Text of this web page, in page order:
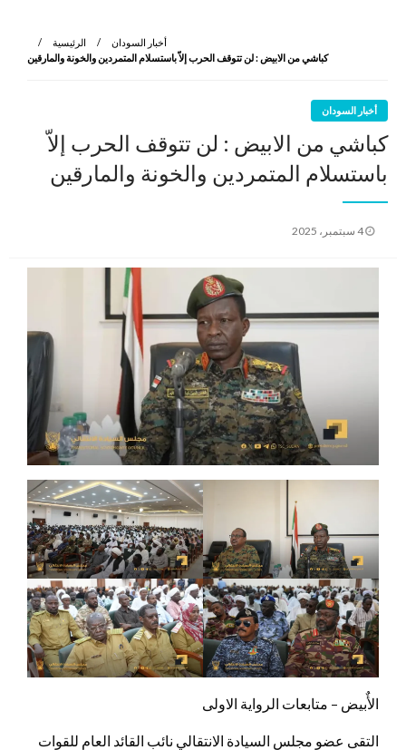
الرئيسية
أخبار السودان
كباشي من الابيض : لن تتوقف الحرب إلاّ باستسلام المتمردين والخونة والمارقين
أخبار السودان
كباشي من الابيض : لن تتوقف الحرب إلاّ
باستسلام المتمردين والخونة والمارقين
نُشر
4 سبتمبر، 2025
الأٌبيض – متابعات الرواية الاولى
التقى عضو مجلس السيادة الانتقالي نائب القائد العام للقوات